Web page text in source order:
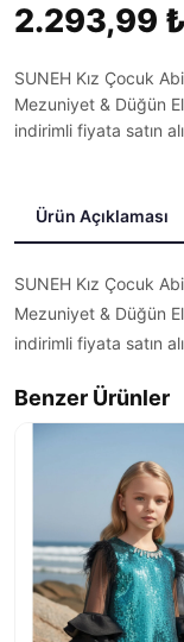
2.293,99 ₺
SUNEH Kız Çocuk
Mezuniyet & Düğün
indirimli fiyata satın
Ürün Açıklaması
SUNEH Kız Çocuk
Mezuniyet & Düğün
indirimli fiyata satın
Benzer Ürünler